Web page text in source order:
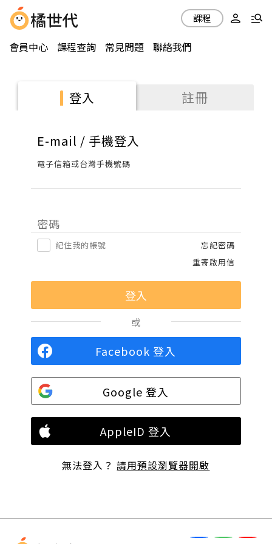
會員中心 課程查詢 常見問題 聯絡我們
課程
登入 註冊
E-mail / 手機登入
電子信箱或台灣手機號碼
密碼
記住我的帳號
忘記密碼
重寄啟用信
或
Facebook 登入
Google 登入
AppleID 登入
無法登入？請用預設瀏覽器開啟